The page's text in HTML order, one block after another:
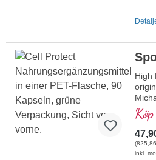
är
High
och
inkl.